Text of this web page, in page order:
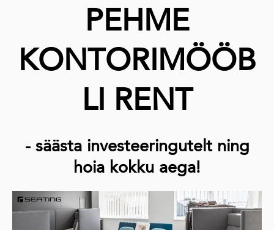
PEHME
KONTORIMÖÖB
LI RENT
- säästa investeeringutelt ning
hoia kokku aega!